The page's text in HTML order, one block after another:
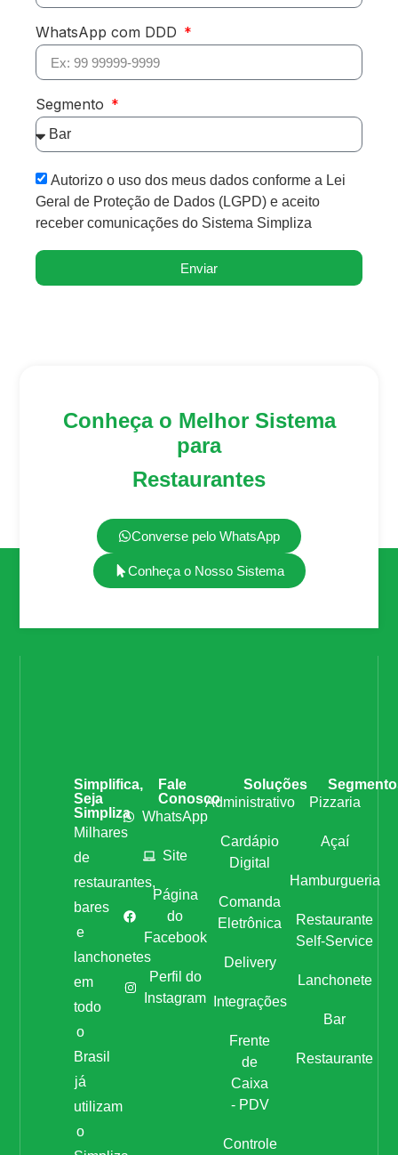
WhatsApp com DDD
Segmento
Autorizo o uso dos meus dados conforme a Lei
Geral de Proteção de Dados (LGPD) e aceito
receber comunicações do Sistema Simpliza
Enviar
Conheça o Melhor Sistema
para
Restaurantes
Converse pelo WhatsApp
Conheça o Nosso Sistema
Simplifica,
Seja
Simpliza
Milhares
de
restaurantes,
bares
e
lanchonetes
em
todo
o
Brasil
já
utilizam
o
Fale
Conosco
WhatsApp
Site
Página
do
Facebook
Perfil do
Instagram
Soluções
Administrativo
Cardápio
Digital
Comanda
Eletrônica
Delivery
Integrações
Frente
de
Caixa
- PDV
Controle
Pizzaria
Açaí
Hamburgueria
Restaurante
Self-Service
Lanchonete
Bar
Restaurante